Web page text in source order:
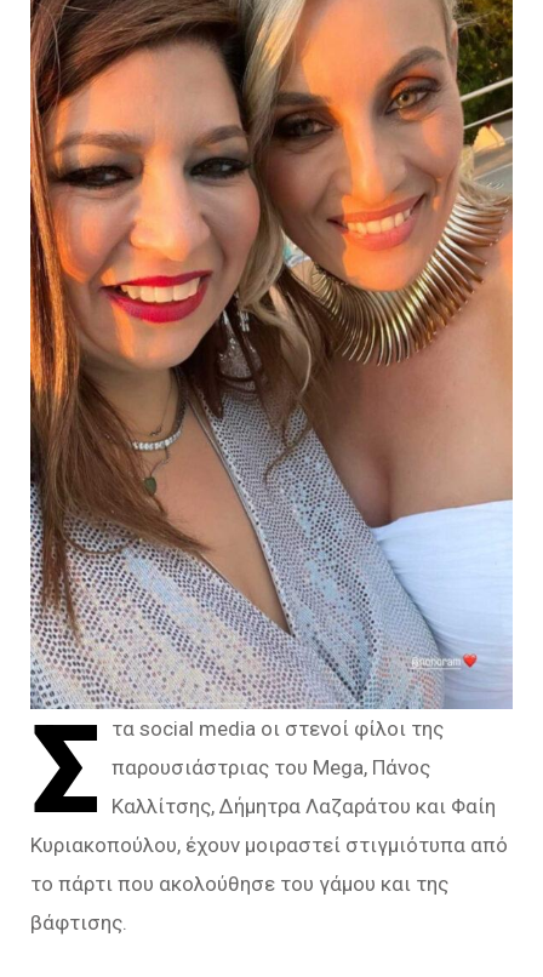
Σ
τα social media οι στενοί φίλοι της
παρουσιάστριας του Mega, Πάνος
Καλλίτσης, Δήμητρα Λαζαράτου και Φαίη
Κυριακοπούλου, έχουν μοιραστεί στιγμιότυπα από
το πάρτι που ακολούθησε του γάμου και της
βάφτισης.